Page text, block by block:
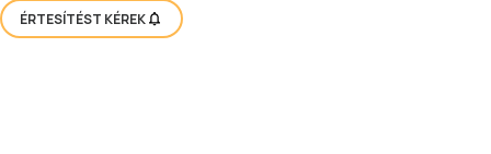
ÉRTESÍTÉST KÉREK